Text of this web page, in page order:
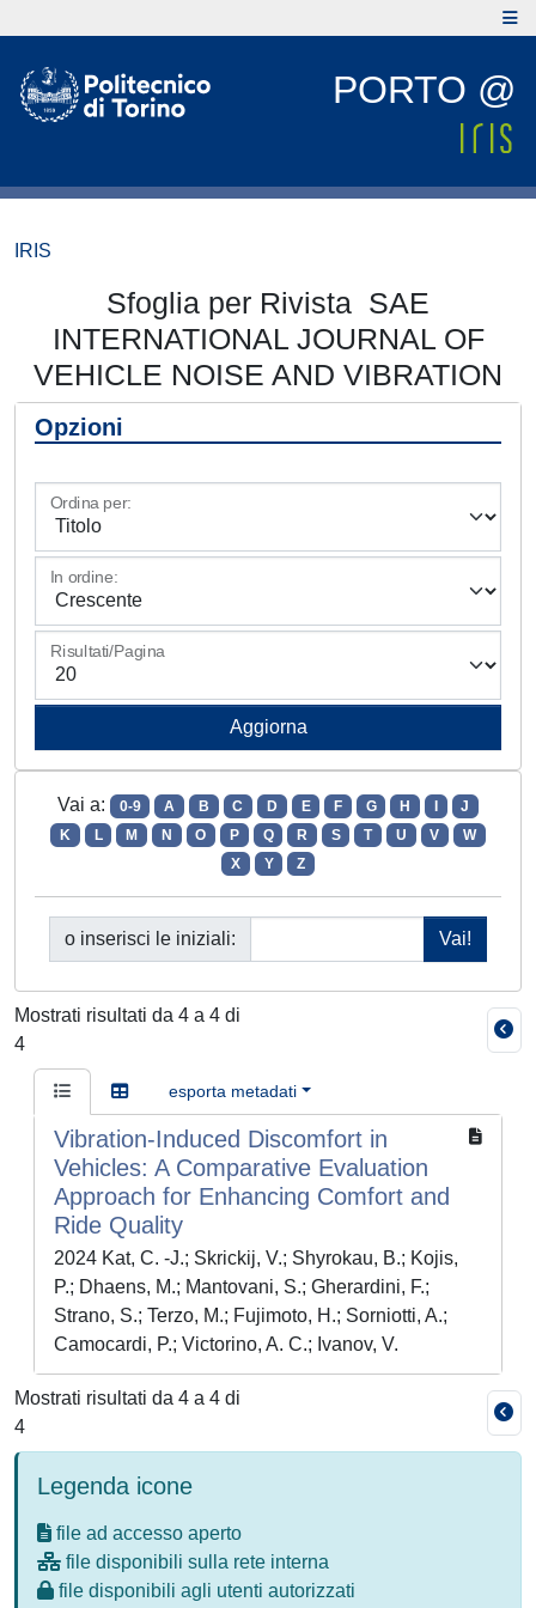
PORTO @
IRIS
Sfoglia per Rivista SAE
INTERNATIONAL JOURNAL OF
VEHICLE NOISE AND VIBRATION
Opzioni
Ordina per:
In ordine:
Risultati/Pagina
Vai a: 0-9 A B C D E F G H
J
K
L M N O P Q R S T U V
W
X
Y Z
o inserisci le iniziali:
Mostrati risultati da 4 a 4 di
4
esporta metadati
Vibration-Induced Discomfort in
Vehicles: A Comparative Evaluation
Approach for Enhancing Comfort and
Ride Quality
2024 Kat, C. -J.; Skrickij, V.; Shyrokau, B.; Kojis,
P.; Dhaens, M.; Mantovani, S.; Gherardini, F.;
Strano, S.; Terzo, M.; Fujimoto, H.; Sorniotti, A.;
Camocardi, P.; Victorino, A. C.; Ivanov, V.
Mostrati risultati da 4 a 4 di
4
Legenda icone
file ad accesso aperto
file disponibili sulla rete interna
file disponibili agli utenti autorizzati